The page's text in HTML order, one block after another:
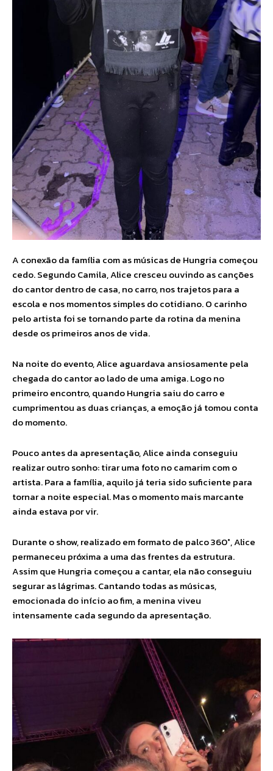
A conexão da família com as músicas de Hungria começou
cedo. Segundo Camila, Alice cresceu ouvindo as canções
do cantor dentro de casa, no carro, nos trajetos para a
escola e nos momentos simples do cotidiano. O carinho
pelo artista foi se tornando parte da rotina da menina
desde os primeiros anos de vida.
Na noite do evento, Alice aguardava ansiosamente pela
chegada do cantor ao lado de uma amiga. Logo no
primeiro encontro, quando Hungria saiu do carro e
cumprimentou as duas crianças, a emoção já tomou conta
do momento.
Pouco antes da apresentação, Alice ainda conseguiu
realizar outro sonho: tirar uma foto no camarim com o
artista. Para a família, aquilo já teria sido suficiente para
tornar a noite especial. Mas o momento mais marcante
ainda estava por vir.
Durante o show, realizado em formato de palco 360°, Alice
permaneceu próxima a uma das frentes da estrutura.
Assim que Hungria começou a cantar, ela não conseguiu
segurar as lágrimas. Cantando todas as músicas,
emocionada do início ao fim, a menina viveu
intensamente cada segundo da apresentação.